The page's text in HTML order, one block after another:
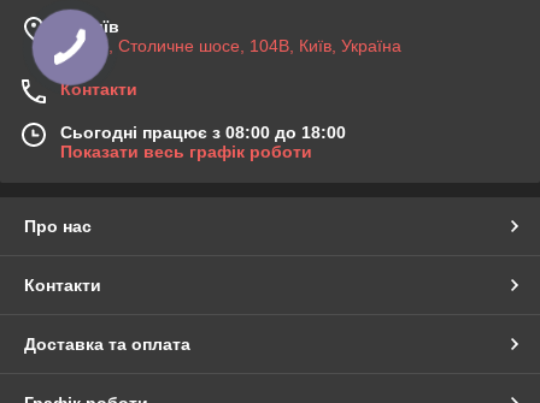
м. Київ
03045, Столичне шосе, 104B, Київ, Україна
Контакти
Сьогодні працює з 08:00 до 18:00
Показати весь графік роботи
Про нас
Контакти
Доставка та оплата